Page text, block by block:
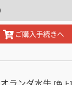
ご購入手続きへ